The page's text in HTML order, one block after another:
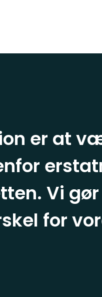
er at
Vi
for